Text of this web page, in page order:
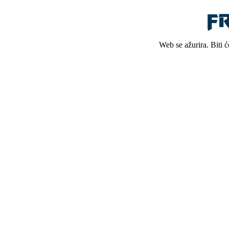
Web se ažurira. Biti